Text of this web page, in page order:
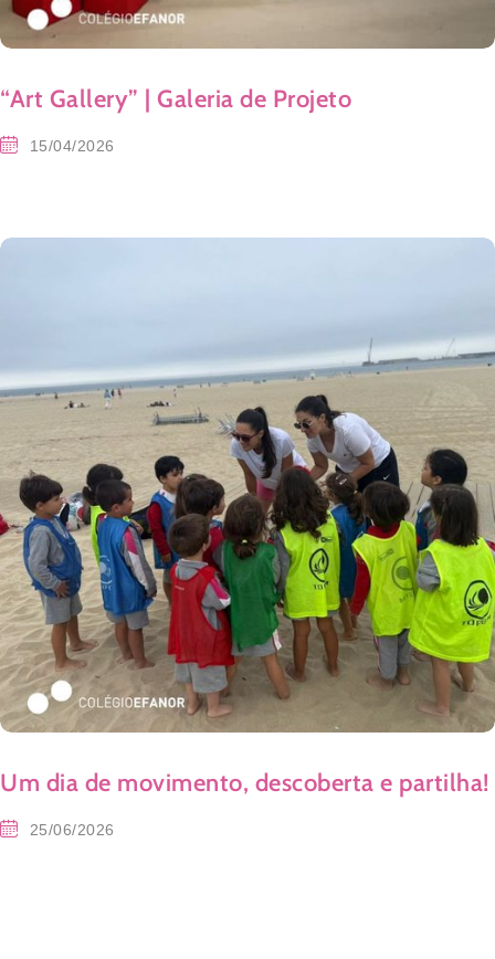
“Art Gallery” | Galeria de Projeto
15/04/2026
Um dia de movimento, descoberta e partilha!
25/06/2026